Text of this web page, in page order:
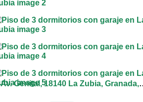
Av. Genital, 18140 La Zubia, Granada,